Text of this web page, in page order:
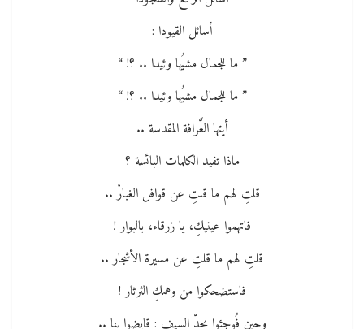
أسائل القيودا :
” ما للجمال مشيُها وئيدا .. ؟! “
” ما للجمال مشيُها وئيدا .. ؟! “
أيتها العَّرافة المقدسة ..
ماذا تفيد الكلمات البائسة ؟
قلتِ لهم ما قلتِ عن قوافل الغبارْ ..
فاتهموا عينيكِ، يا زرقاء، بالبوار !
قلتِ لهم ما قلتِ عن مسيرة الأشجار ..
فاستضحكوا من وهمكِ الثرثار !
وحين فُوجئوا بحدِّ السيف : قايضوا بنا ..